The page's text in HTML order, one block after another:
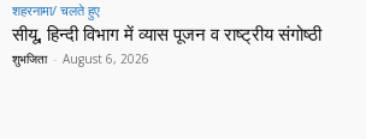
शहरनामा/ चलते हुए
सीयू, हिन्दी विभाग में व्यास पूजन व राष्ट्रीय संगोष्ठी
शुभजिता - August 6, 2026